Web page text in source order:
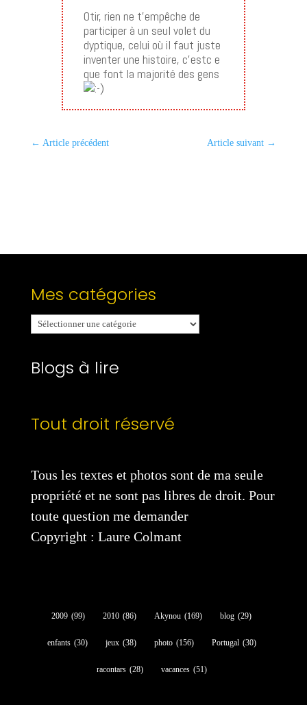
Otir, rien ne t’empêche de
participer à un seul volet du
dyptique, celui où il faut juste
inventer une histoire, c’estc e
que font la majorité des gens
← Article précédent Article suivant →
Mes catégories
Mes
catégories
Blogs à lire
Tout droit réservé
Tous les textes et photos sont de ma seule
propriété et ne sont pas libres de droit. Pour
toute question me demander
Copyright : Laure Colmant
2009 (99) 2010 (86) Akynou (169) blog (29)
enfants (30) jeux (38) photo (156) Portugal (30)
racontars (28) vacances (51)